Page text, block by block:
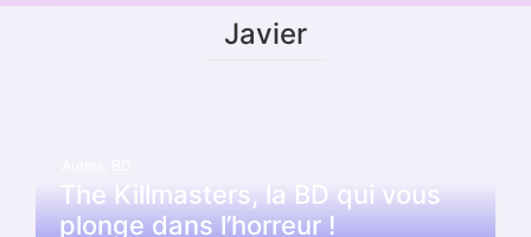
Javier
The Killmasters, la BD qui vous
plonge dans l’horreur !